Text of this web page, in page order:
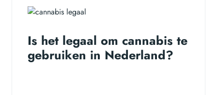
Is het legaal om cannabis te
gebruiken in Nederland?